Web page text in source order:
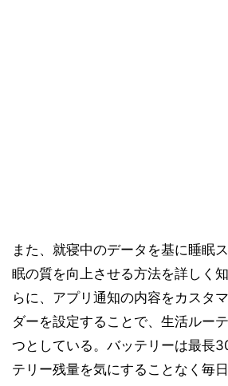
また、就寝中のデータを基に睡眠
眠の質を向上させる方法を詳しく
らに、アプリ通知の内容をカスタ
ダーを設定することで、生活ルー
つとしている。バッテリーは最長
テリー残量を気にすることなく毎日